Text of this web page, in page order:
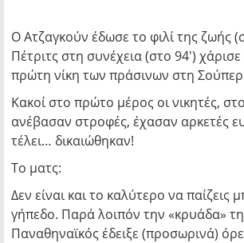
Ο Ατζαγκούν έδωσε το φιλί της ζωής
Πέτριτς στη συνέχεια (στο 94′)
πρώτη νίκη των πράσινων στη Σούπερ
Κακοί στο πρώτο μέρος οι νικητές,
ανέβασαν στροφές, έχασαν αρκετές
τέλει… δικαιώθηκαν!
Το ματς:
Δεν είναι και το καλύτερο να παίζεις
γήπεδο. Παρά λοιπόν την «κρυάδα»
Παναθηναϊκός έδειξε (προσωρινά)